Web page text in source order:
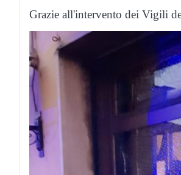
Grazie all'intervento dei Vigili